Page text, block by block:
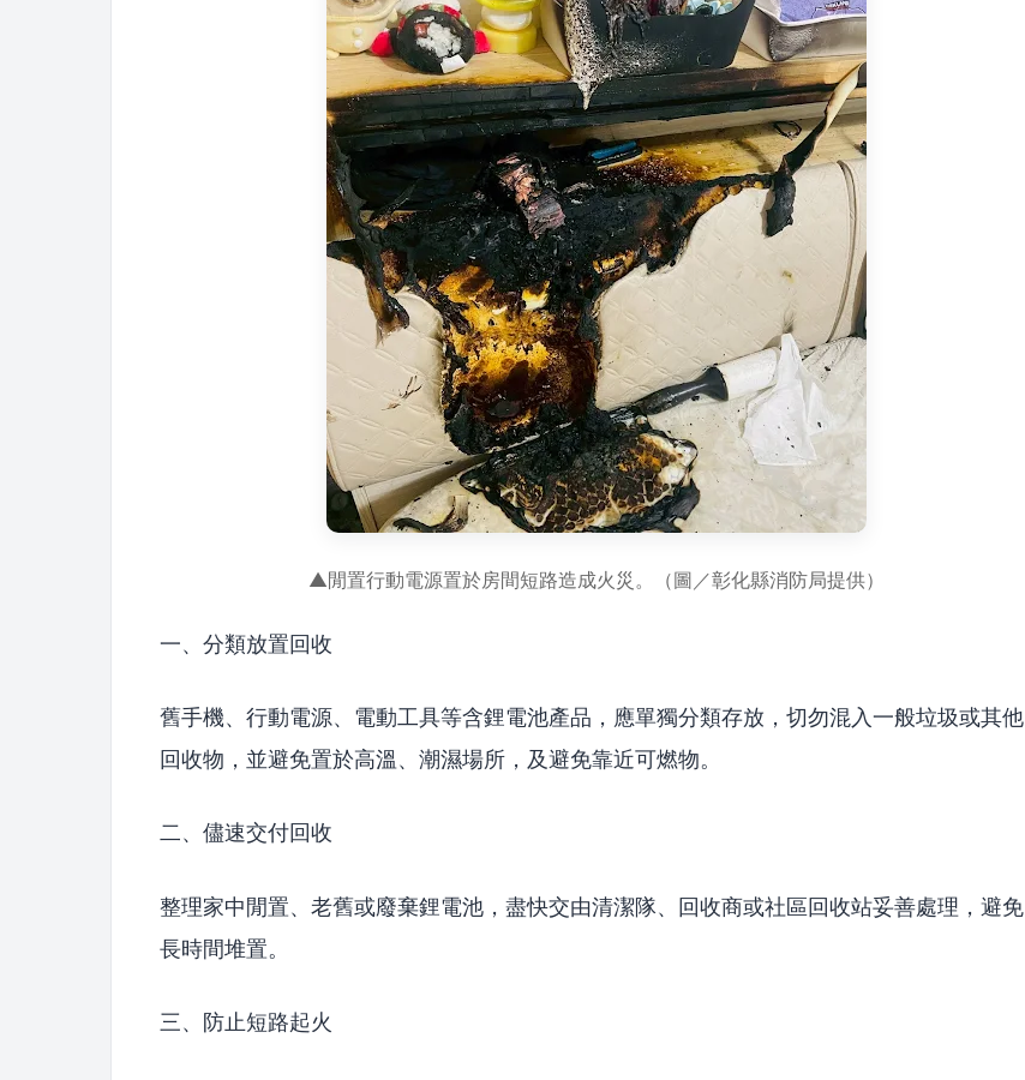
▲閒置行動電源置於房間短路造成火災。（圖／彰化縣消防局提供）
一、分類放置回收
舊手機、行動電源、電動工具等含鋰電池產品，應單獨分類存放，切勿混入一般垃圾或其他
回收物，並避免置於高溫、潮濕場所，及避免靠近可燃物。
二、儘速交付回收
整理家中閒置、老舊或廢棄鋰電池，盡快交由清潔隊、回收商或社區回收站妥善處理，避免
長時間堆置。
三、防止短路起火